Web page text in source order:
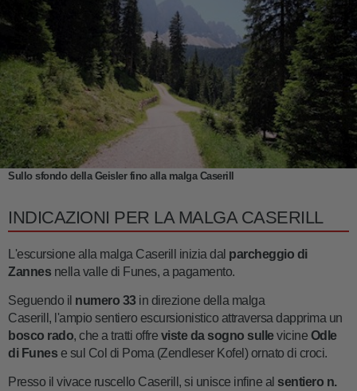
Sullo sfondo della Geisler fino alla malga Caserill
INDICAZIONI PER LA MALGA CASERILL
L'escursione alla malga Caserill inizia dal parcheggio di
Zannes nella valle di Funes, a pagamento.
Seguendo il numero 33in direzione della malga
Caserill, l'ampio sentiero escursionistico attraversa dapprima un
bosco rado, che a tratti offre viste da sogno sullevicine Odle
di Funes e sul Col di Poma (Zendleser Kofel) ornato di croci.
Presso il vivace ruscello Caserill, si unisce infine al sentiero n.